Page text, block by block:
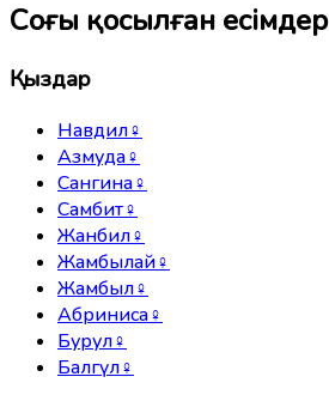
Соңғы қосылған есімдер
Қыздар
Навдил♀
Азмуда♀
Сангина♀
Самбит♀
Жанбил♀
Жамбылай♀
Жамбыл♀
Абриниса♀
Бурул♀
Балгүл♀